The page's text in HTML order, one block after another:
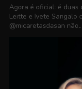
Agora é oficial: é duas
Leitte e Ivete Sangalo
@micaretasdasan não...